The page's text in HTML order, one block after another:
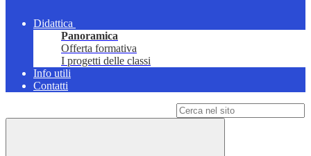
Didattica
Panoramica
Offerta formativa
I progetti delle classi
Info utili
Contatti